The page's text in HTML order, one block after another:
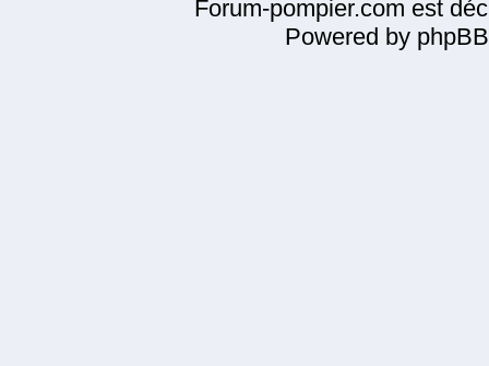
Forum-pompier.com est
Powered by